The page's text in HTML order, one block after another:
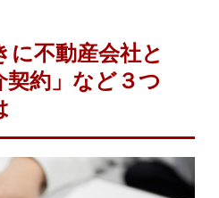
に不動産会社と
契約」など３つ